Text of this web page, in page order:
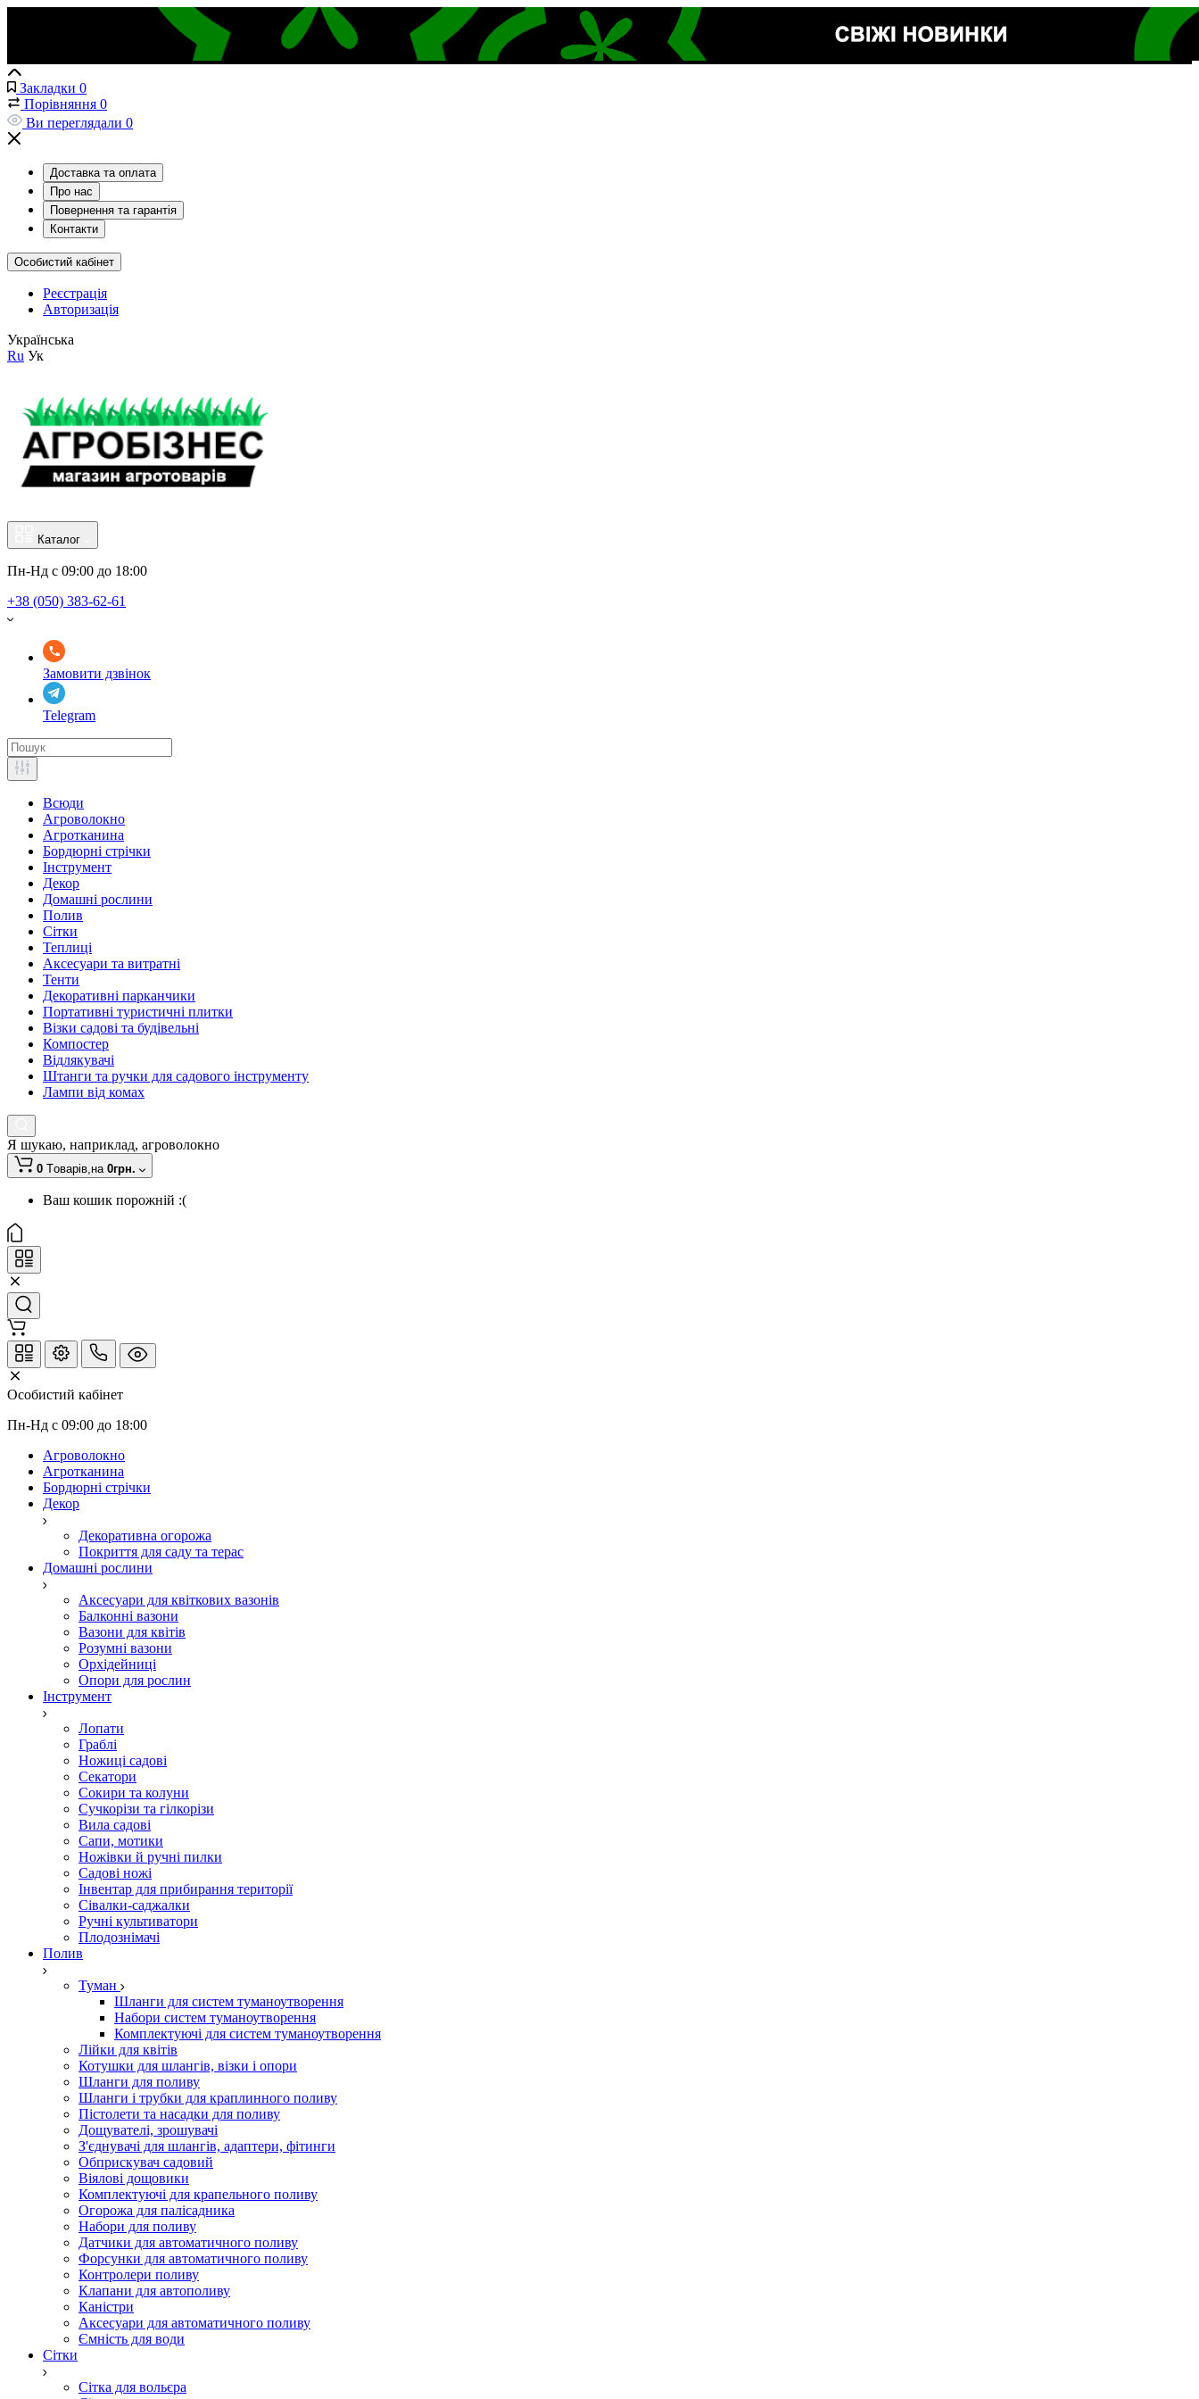
Закладки 0
Порівняння 0
Ви переглядали 0
Доставка та оплата
Про нас
Повернення та гарантія
Контакти
Особистий кабінет
Реєстрація
Авторизація
Українська
Ru Ук
Каталог
Пн-Нд с 09:00 до 18:00
+38 (050) 383-62-61
Замовити дзвінок
Telegram
Всюди
Агроволокно
Агротканина
Бордюрні стрічки
Інструмент
Декор
Домашні рослини
Полив
Сітки
Теплиці
Аксесуари та витратні
Тенти
Декоративні парканчики
Портативні туристичні плитки
Візки садові та будівельні
Компостер
Відлякувачі
Штанги та ручки для садового інструменту
Лампи від комах
Я шукаю, наприклад, агроволокно
0 Tоварів,на 0грн.
Ваш кошик порожній :(
Особистий кабінет
Пн-Нд с 09:00 до 18:00
Агроволокно
Агротканина
Бордюрні стрічки
Декор
Декоративна огорожа
Покриття для саду та терас
Домашні рослини
Аксесуари для квіткових вазонів
Балконні вазони
Вазони для квітів
Розумні вазони
Орхідейниці
Опори для рослин
Інструмент
Лопати
Граблі
Ножиці садові
Секатори
Сокири та колуни
Сучкорізи та гілкорізи
Вила садові
Сапи, мотики
Ножівки й ручні пилки
Садові ножі
Інвентар для прибирання території
Сівалки-саджалки
Ручні культиватори
Плодознімачі
Полив
Туман
Шланги для систем туманоутворення
Набори систем туманоутворення
Комплектуючі для систем туманоутворення
Лійки для квітів
Котушки для шлангів, візки і опори
Шланги для поливу
Шланги і трубки для краплинного поливу
Пістолети та насадки для поливу
Дощувателі, зрошувачі
З'єднувачі для шлангів, адаптери, фітинги
Обприскувач садовий
Віялові дощовики
Комплектуючі для крапельного поливу
Огорожа для палісадника
Набори для поливу
Датчики для автоматичного поливу
Форсунки для автоматичного поливу
Контролери поливу
Клапани для автополиву
Каністри
Аксесуари для автоматичного поливу
Ємність для води
Сітки
Сітка для вольєра